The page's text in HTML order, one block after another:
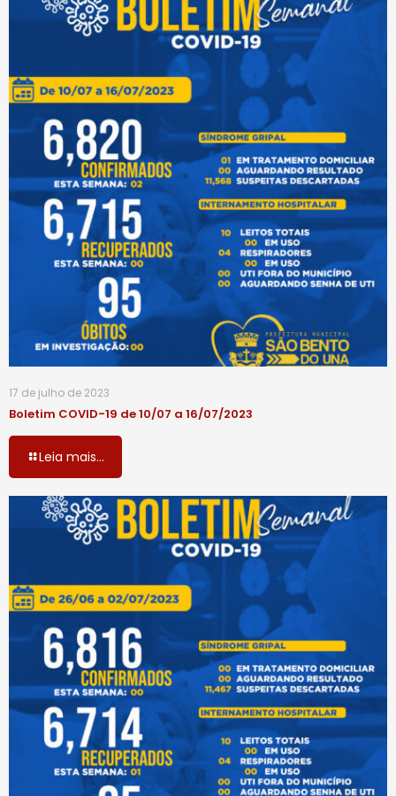
17 de julho de 2023
Boletim COVID-19 de 10/07 a 16/07/2023
Leia mais...